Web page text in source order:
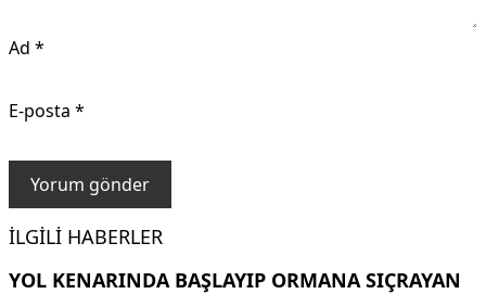
Ad *
E-posta *
İLGILI HABERLER
YOL KENARINDA BAŞLAYIP ORMANA SIÇRAYAN